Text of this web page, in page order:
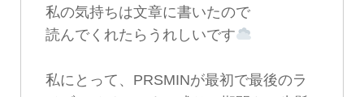
私の気持ちは文章に書いたので
読んでくれたらうれしいです
私にとって、PRSMINが最初で最後のラ